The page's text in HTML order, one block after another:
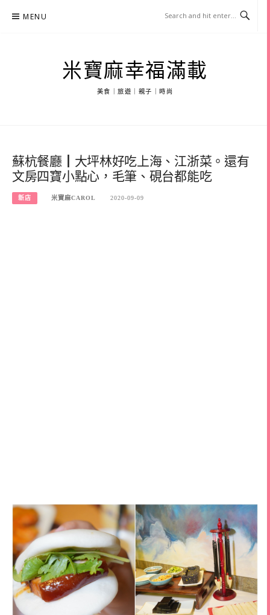
MENU
米寶麻幸福滿載
美食｜旅遊｜親子｜時尚
蘇杭餐廳┃大坪林好吃上海、江浙菜。還有
文房四寶小點心，毛筆、硯台都能吃
新店 米寶麻CAROL 2020-09-09